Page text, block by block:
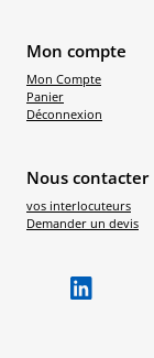
Mon compte
Mon Compte
Panier
Déconnexion
Nous contacter
vos interlocuteurs
Demander un devis